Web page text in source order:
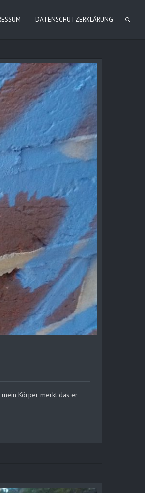
DATENSCHUTZERKLÄRUNG
Körper merkt das er